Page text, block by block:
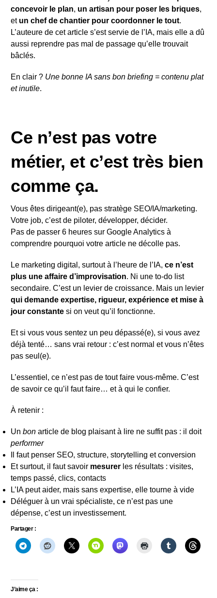
concevoir le plan, un artisan pour poser les briques,
et un chef de chantier pour coordonner le tout.
L’auteure de cet article s’est servie de l’IA, mais elle a dû
aussi reprendre pas mal de passage qu’elle trouvait
bâclés.
En clair ? Une bonne IA sans bon briefing = contenu plat
et inutile.
Ce n’est pas votre
métier, et c’est très bien
comme ça.
Vous êtes dirigeant(e), pas stratège SEO/IA/marketing.
Votre job, c’est de piloter, développer, décider.
Pas de passer 6 heures sur Google Analytics à
comprendre pourquoi votre article ne décolle pas.
Le marketing digital, surtout à l’heure de l’IA,ce n’est
plus une affaire d’improvisation. Ni une to-do list
secondaire. C’est un levier de croissance. Mais un levier
qui demande expertise, rigueur, expérience et mise à
jour constantesi on veut qu’il fonctionne.
Et si vous vous sentez un peu dépassé(e), si vous avez
déjà tenté… sans vrai retour : c’est normal et vous n’êtes
pas seul(e).
L’essentiel, ce n’est pas de tout faire vous-même. C’est
de savoir ce qu’il faut faire… et à qui le confier.
À retenir :
Unbon article de blog plaisant à lire ne suffit pas : il doit
performer
Il faut penser SEO, structure, storytelling et conversion
Et surtout, il faut savoir mesurer les résultats : visites,
temps passé, clics, contacts
L’IA peut aider, mais sans expertise, elle tourne à vide
Déléguer à un vrai spécialiste, ce n’est pas une
dépense, c’est un investissement.
Partager :
J’aime ça :